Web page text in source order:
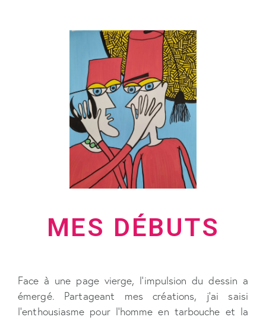
MES DÉBUTS
Face à une page vierge, l’impulsion du dessin a
émergé. Partageant mes créations, j’ai saisi
l’enthousiasme pour l’homme en tarbouche et la